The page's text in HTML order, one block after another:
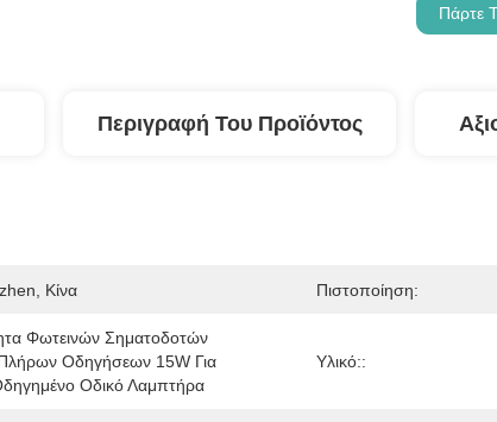
Πάρτε
Περιγραφή Του Προϊόντος
Κίνα Πιστοποίηση:
Φωτεινών Σηματοδοτών
Οδηγήσεων 15W Για
Οδικό Λαμπτήρα
Υλικό::